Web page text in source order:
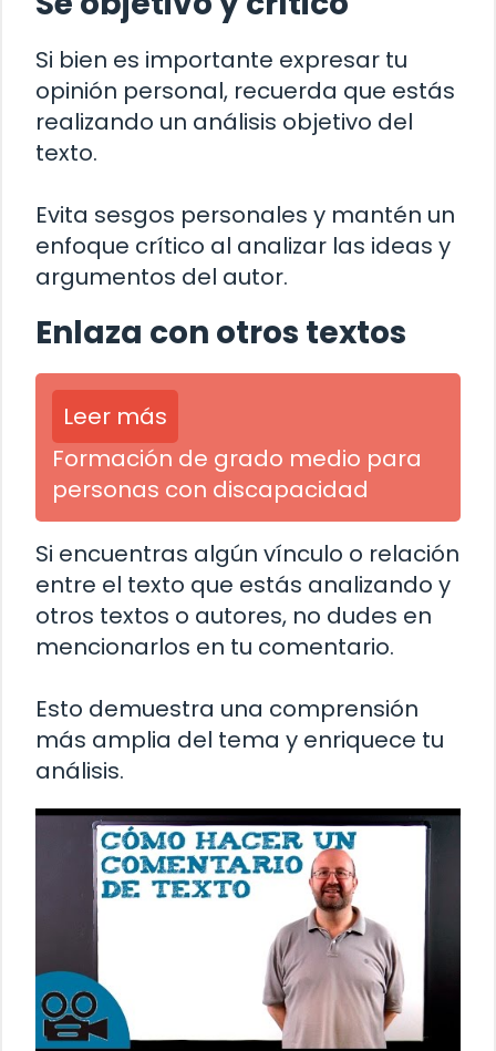
Si bien es importante expresar tu
opinión personal, recuerda que estás
realizando un análisis objetivo del
texto.
Evita sesgos personales y mantén un
enfoque crítico al analizar las ideas y
argumentos del autor.
Enlaza con otros textos
Leer más
Formación de grado medio para
personas con discapacidad
Si encuentras algún vínculo o relación
entre el texto que estás analizando y
otros textos o autores, no dudes en
mencionarlos en tu comentario.
Esto demuestra una comprensión
más amplia del tema y enriquece tu
análisis.